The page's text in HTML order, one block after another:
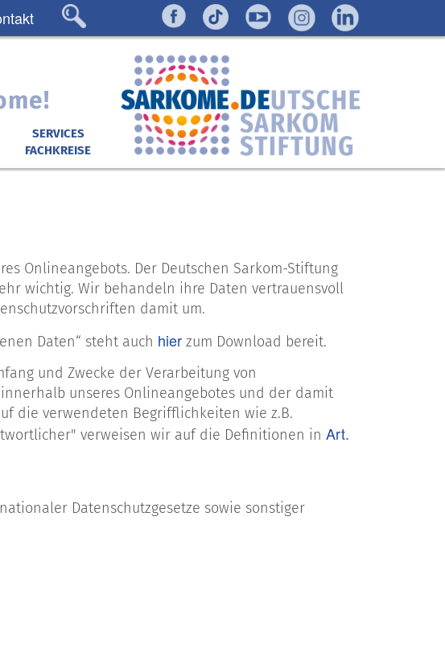
SERVICES
FACHKREISE
Onlineangebots. Der Deutschen Sarkom-Stiftung
wichtig. Wir behandeln ihre Daten vertrauensvoll
damit um.
Daten“ steht auch hier zum Download bereit.
und Zwecke der Verarbeitung von
unseres Onlineangebotes und der damit
die verwendeten Begrifflichkeiten wie z.B.
verweisen wir auf die Definitionen in Art.
Datenschutzgesetze sowie sonstiger